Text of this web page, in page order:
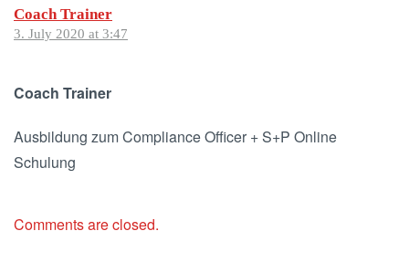
Coach Trainer
3. July 2020 at 3:47
Coach Trainer
Ausbildung zum Compliance Officer + S+P Online
Schulung
Comments are closed.